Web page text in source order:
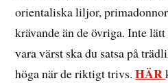
orientaliska liljor,
krävande än de övriga. Inte
vara värst ska du satsa på
höga när de riktigt trivs.HÄR